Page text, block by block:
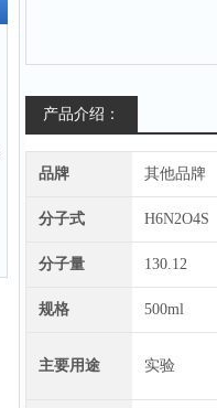
产品介绍：
品牌 其他品牌
分子式 H6N2O4S
分子量 130.12
规格 500ml
主要用途 实验